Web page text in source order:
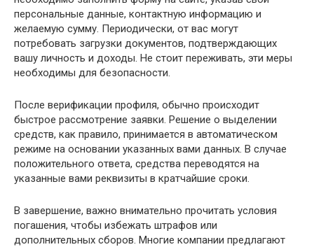
персональные данные, контактную информацию и
желаемую сумму. Периодически, от вас могут
потребовать загрузки документов, подтверждающих
вашу личность и доходы. Не стоит переживать, эти меры
необходимы для безопасности.
После верификации профиля, обычно происходит
быстрое рассмотрение заявки. Решение о выделении
средств, как правило, принимается в автоматическом
режиме на основании указанных вами данных. В случае
положительного ответа, средства переводятся на
указанные вами реквизиты в кратчайшие сроки.
В завершение, важно внимательно прочитать условия
погашения, чтобы избежать штрафов или
дополнительных сборов. Многие компании предлагают